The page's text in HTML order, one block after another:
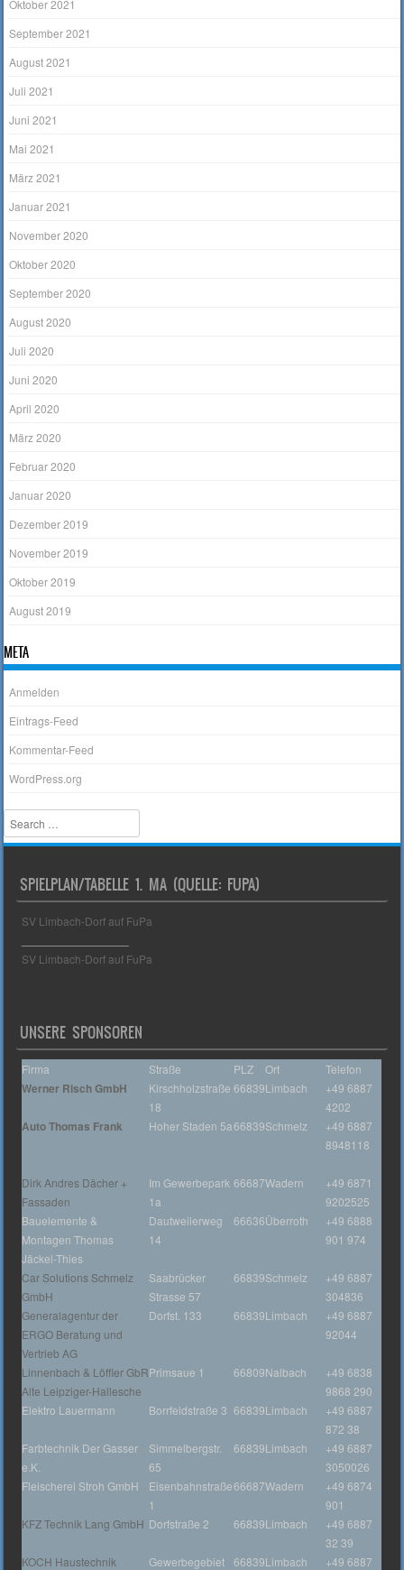
Oktober 2021
September 2021
August 2021
Juli 2021
Juni 2021
Mai 2021
März 2021
Januar 2021
November 2020
Oktober 2020
September 2020
August 2020
Juli 2020
Juni 2020
April 2020
März 2020
Februar 2020
Januar 2020
Dezember 2019
November 2019
Oktober 2019
August 2019
META
Anmelden
Eintrags-Feed
Kommentar-Feed
WordPress.org
Search
SPIELPLAN/TABELLE 1. MA (QUELLE: FUPA)
SV Limbach-Dorf auf FuPa
SV Limbach-Dorf auf FuPa
UNSERE SPONSOREN
Firma Straße PLZ Ort Telefon
Werner Risch GmbH
Kirschholzstraße
18
66839Limbach
+49 6887
4202
Auto Thomas Frank Hoher Staden 5a66839Schmelz
+49 6887
8948118
Dirk Andres Dächer +
Fassaden
Im Gewerbepark
1a
66687Wadern
+49 6871
9202525
Bauelemente &
Montagen Thomas
Jäckel-Thies
Dautweilerweg
14
66636Überroth
+49 6888
901 974
Car Solutions Schmelz
GmbH
Saabrücker
Strasse 57
66839Schmelz
+49 6887
304836
Generalagentur der
ERGO Beratung und
Vertrieb AG
Dorfst. 133 66839Limbach
+49 6887
92044
Linnenbach & Löffler GbR
Alte Leipziger-Hallesche
Primsaue 1 66809Nalbach
+49 6838
9868 290
Elektro Lauermann
Borrfeldstraße 3 66839Limbach
+49 6887
872 38
Farbtechnik Der Gasser
e.K.
Simmelbergstr.
65
66839Limbach
+49 6887
3050026
Fleischerei Stroh GmbH
Eisenbahnstraße
1
66687Wadern
+49 6874
901
KFZ Technik Lang GmbH Dorfstraße 2 66839Limbach
+49 6887
32 39
KOCH Haustechnik
Gewerbegebiet
66839Limbach
+49 6887